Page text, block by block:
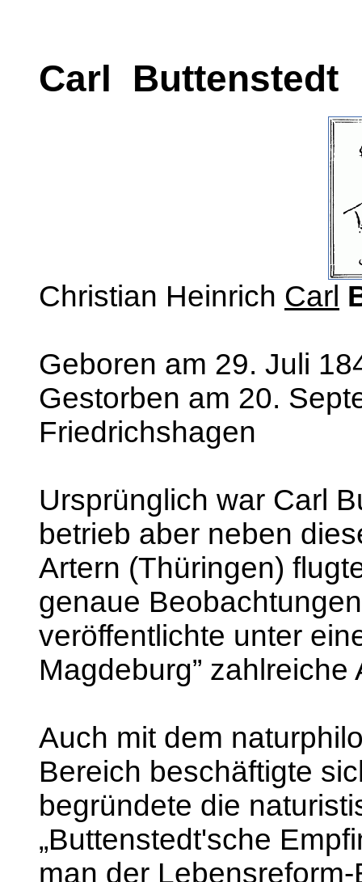
Carl Buttenstedt
Christian Heinrich Carl
Geboren am 29. Juli
Gestorben am 20.
Friedrichshagen
Ursprünglich war Carl
betrieb aber neben
Artern (Thüringen)
genaue
veröffentlichte unter
Magdeburg”
Auch mit dem
Bereich beschäftigte
begründete die
„Buttenstedt'sche
man der